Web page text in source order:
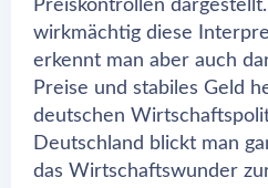
Preiskontrollen dargestellt.
wirkmächtig diese
erkennt man aber auch
Preise und stabiles Geld
deutschen
Deutschland blickt man
das Wirtschaftswunder